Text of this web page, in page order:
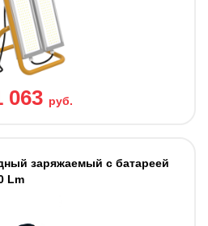
063 руб.
заряжаемый с батареей
Lm